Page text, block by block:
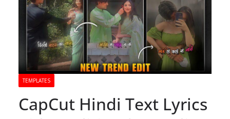
TEMPLATES
CapCut Hindi Text Lyrics